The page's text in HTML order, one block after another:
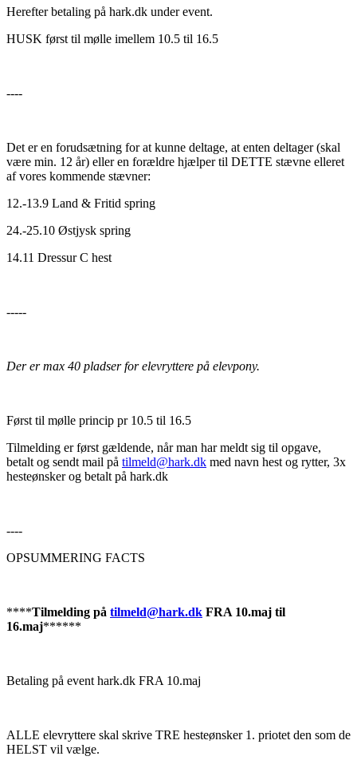
Herefter betaling på hark.dk under event.
HUSK først til mølle imellem 10.5 til 16.5
----
Det er en forudsætning for at kunne deltage, at enten deltager (skal
være min. 12 år) eller en forældre hjælper til DETTE stævne elleret
af vores kommende stævner:
12.-13.9 Land & Fritid spring
24.-25.10 Østjysk spring
14.11 Dressur C hest
-----
Der er max 40 pladser for elevryttere på elevpony.
Først til mølle princip pr 10.5 til 16.5
Tilmelding er først gældende, når man har meldt sig til opgave,
betalt og sendt mail på tilmeld@hark.dk med navn hest og rytter, 3x
hesteønsker og betalt på hark.dk
----
OPSUMMERING FACTS
****Tilmelding på tilmeld@hark.dk FRA 10.maj til
16.maj******
Betaling på event hark.dk FRA 10.maj
ALLE elevryttere skal skrive TRE hesteønsker 1. priotet den som de
HELST vil vælge.